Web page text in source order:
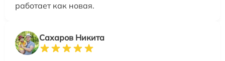
работает как новая.
Сахаров Никита